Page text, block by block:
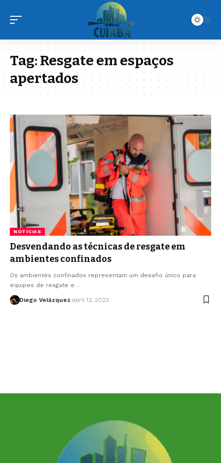
Tag:Resgate em espaços
apertados
NOTÍCIAS
Desvendando as técnicas de resgate em
ambientes confinados
Os ambientes confinados representam um desafio único para
equipes de resgate e…
Diego Velázquez abril 13, 2023